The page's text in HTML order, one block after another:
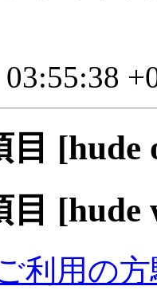
[hude
[hude
利用の